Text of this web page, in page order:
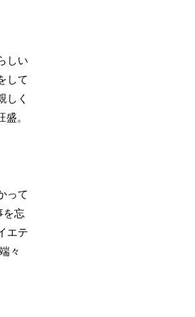
しい
して
しく
。
って
を忘
エテ
々